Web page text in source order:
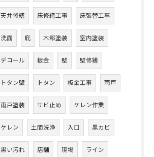
天井修繕 床修繕工事 床張替工事
洗面 庇 木部塗装 室内塗装
デコール 板金 壁 壁修繕
トタン壁 トタン 板金工事 雨戸
雨戸塗装 サビ止め ケレン作業
ケレン 土間洗浄 入口 黒カビ
黒い汚れ 店舗 現場 ライン